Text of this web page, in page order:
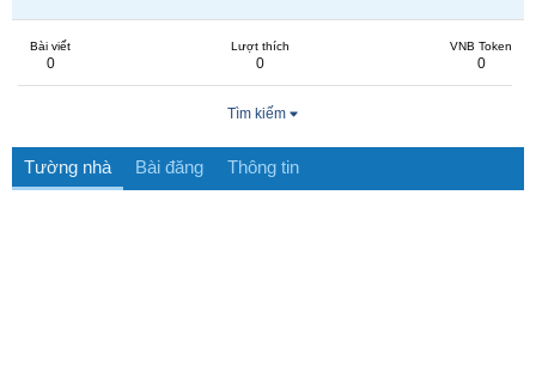
Bài viết
0
Lượt thích
0
VNB Token
0
Tìm kiếm
Tường nhà Bài đăng Thông tin